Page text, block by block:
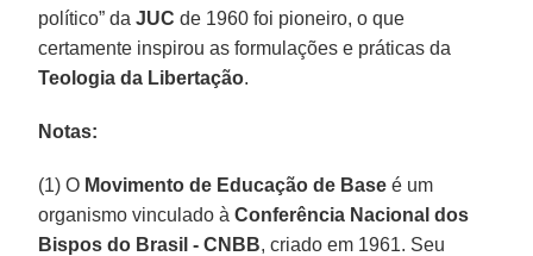
político” daJUC de 1960 foi pioneiro, o que
certamente inspirou as formulações e práticas da
Teologia da Libertação.
Notas:
(1) O Movimento de Educação de Base é um
organismo vinculado àConferência Nacional dos
Bispos do Brasil - CNBB, criado em 1961. Seu